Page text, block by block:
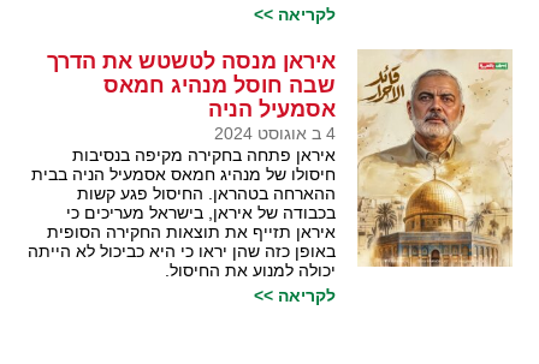
לקריאה >>
איראן מנסה לטשטש את הדרך
שבה חוסל מנהיג חמאס
אסמעיל הניה
4 ב אוגוסט 2024
איראן פתחה בחקירה מקיפה בנסיבות
חיסולו של מנהיג חמאס אסמעיל הניה בבית
ההארחה בטהראן. החיסול פגע קשות
בכבודה של איראן, בישראל מעריכים כי
איראן תזייף את תוצאות החקירה הסופית
באופן כזה שהן יראו כי היא כביכול לא הייתה
יכולה למנוע את החיסול.
לקריאה >>